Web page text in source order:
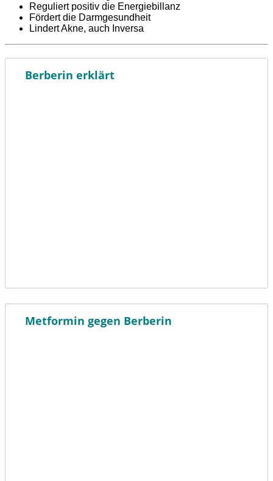
Reguliert positiv die Energiebillanz
Fördert die Darmgesundheit
Lindert Akne, auch Inversa
Berberin erklärt
Metformin gegen Berberin